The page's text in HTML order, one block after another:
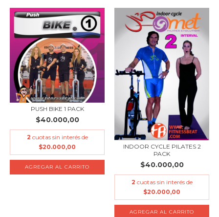
PUSH BIKE 1 PACK
$40.000,00
2 cuotas sin interés de
$20.000,00
INDOOR CYCLE PILATES 2
PACK
$40.000,00
2 cuotas sin interés de
$20.000,00